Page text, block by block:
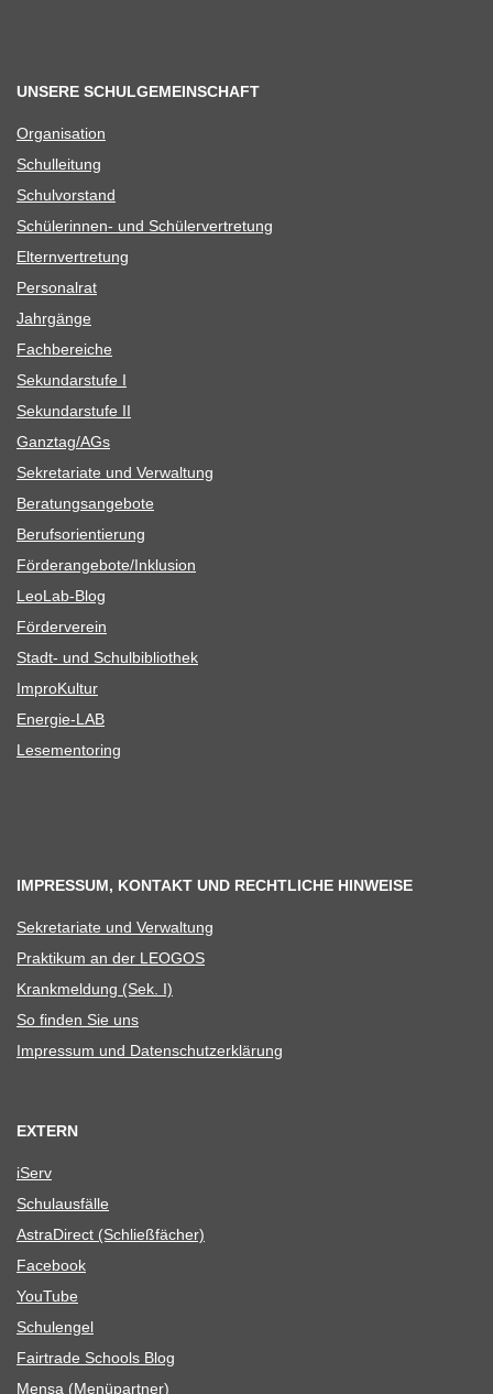
UNSERE SCHULGEMEINSCHAFT
Orga­ni­sa­tion
Schul­lei­tung
Schul­vor­stand
Schü­le­rin­nen- und Schülervertretung
Eltern­ver­tre­tung
Per­so­nal­rat
Jahr­gänge
Fach­be­rei­che
Sekun­dar­stufe I
Sekun­dar­stufe II
Ganztag/​​AGs
Sekre­ta­riate und Verwaltung
Bera­tungs­an­ge­bote
Berufs­ori­en­tie­rung
Förderangebote/​​Inklusion
Leo­Lab-Blog
För­der­ver­ein
Stadt- und Schulbibliothek
Impro­Kul­tur
Ener­­gie-LAB
Lese­men­to­ring
IMPRESSUM, KONTAKT UND RECHTLICHE HINWEISE
Sekre­ta­riate und Verwaltung
Prak­ti­kum an der LEOGOS
Krank­mel­dung (Sek. I)
So fin­den Sie uns
Impres­sum und Datenschutzerklärung
EXTERN
iServ
Schul­aus­fälle
Astra­Di­rect (Schließ­fä­cher)
Face­book
You­Tube
Schul­en­gel
Fair­trade Schools Blog
Mensa (Menü­part­ner)